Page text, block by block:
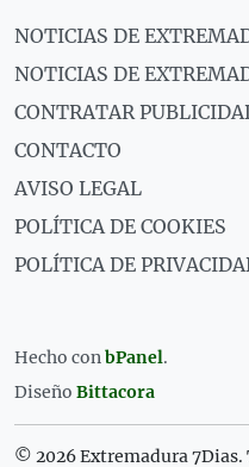
NOTICIAS DE
NOTICIAS DE
CONTRATAR
CONTACTO
AVISO LEGAL
POLÍTICA DE COOKIES
POLÍTICA DE
Hecho conbPanel.
Diseño Bittacora
© 2026 Extremadura 7Dias.